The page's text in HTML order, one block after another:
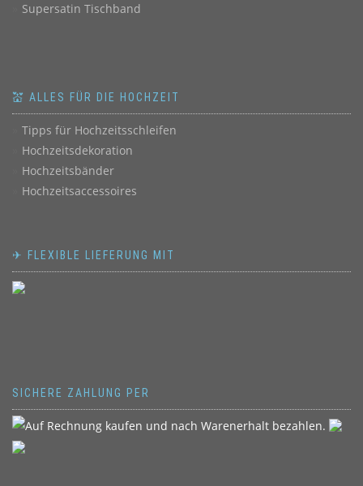
Supersatin Tischband
💒 ALLES FÜR DIE HOCHZEIT
Tipps für Hochzeitsschleifen
Hochzeitsdekoration
Hochzeitsbänder
Hochzeitsaccessoires
✈ FLEXIBLE LIEFERUNG MIT
SICHERE ZAHLUNG PER